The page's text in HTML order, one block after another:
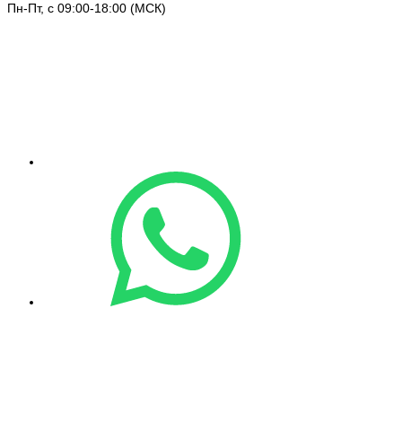
Пн-Пт, с 09:00-18:00 (МСК)